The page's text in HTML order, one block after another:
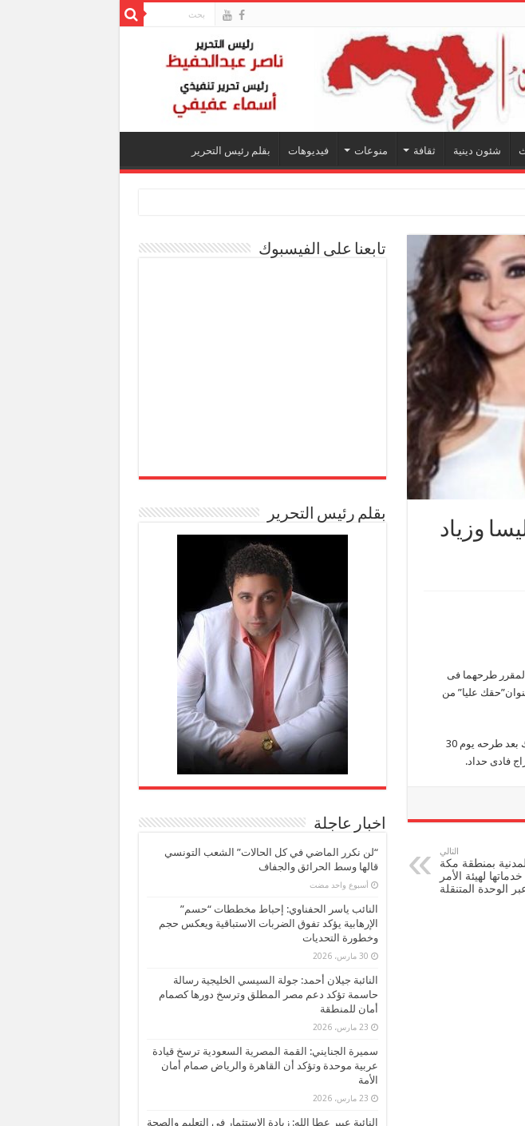
شئون دينية ثقافة منوعات فيديوهات بقلم رئيس التحرير
وزياد
المقرر طرحهما فى
عليا” من
وعلى الجانب الآخر، فقد تجاوز كليب الفنان زياد برجى “لعيونك الحلوين” 4 ملايين مشاهدة، وذلك بعد طرحه يوم 30
فادى حداد.
التالي
بمنطقة مكة
لهيئة الأمر
الوحدة المتنقلة
تابعنا على الفيسبوك
بقلم رئيس التحرير
اخبار عاجلة
“لن نكرر الماضي في كل الحالات” الشعب التونسي
قالها وسط الحرائق والجفاف
‏أسبوع واحد مضت
النائب ياسر الحفناوي: إحباط مخططات “حسم”
الإرهابية يؤكد تفوق الضربات الاستباقية ويعكس حجم
وخطورة التحديات
30 مارس، 2026
النائبة جيلان أحمد: جولة السيسي الخليجية رسالة
حاسمة تؤكد دعم مصر المطلق وترسخ دورها كصمام
أمان للمنطقة
23 مارس، 2026
سميرة الجنايني: القمة المصرية السعودية ترسخ قيادة
عربية موحدة وتؤكد أن القاهرة والرياض صمام أمان
الأمة
23 مارس، 2026
النائبة عبير عطا الله: زيادة الاستثمار في التعليم والصحة